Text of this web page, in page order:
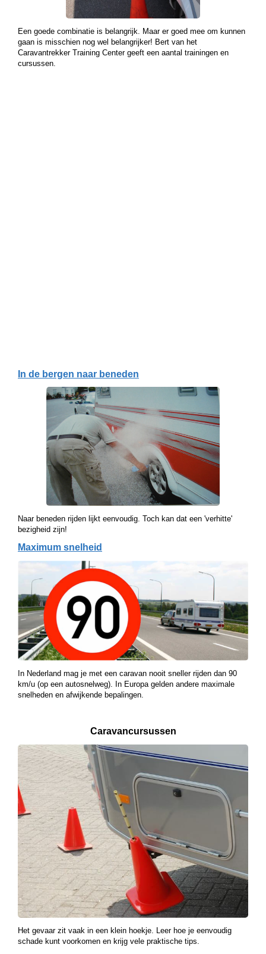
Een goede combinatie is belangrijk. Maar er goed mee om kunnen
gaan is misschien nog wel belangrijker! Bert van het
Caravantrekker Training Center geeft een aantal trainingen en
cursussen.
In de bergen naar beneden
Naar beneden rijden lijkt eenvoudig. Toch kan dat een 'verhitte'
bezigheid zijn!
Maximum snelheid
In Nederland mag je met een caravan nooit sneller rijden dan 90
km/u (op een autosnelweg). In Europa gelden andere maximale
snelheden en afwijkende bepalingen.
Caravancursussen
Het gevaar zit vaak in een klein hoekje. Leer hoe je eenvoudig
schade kunt voorkomen en krijg vele praktische tips.